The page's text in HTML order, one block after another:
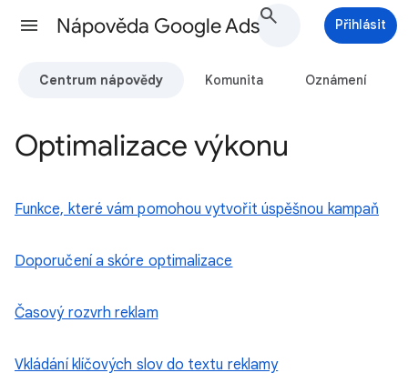
Nápověda Google Ads Přihlásit
Centrum nápovědy Komunita Oznámení
Optimalizace výkonu
Funkce, které vám pomohou vytvořit úspěšnou kampaň
Doporučení a skóre optimalizace
Časový rozvrh reklam
Vkládání klíčových slov do textu reklamy